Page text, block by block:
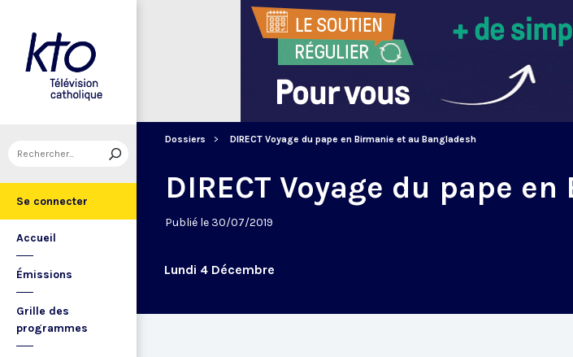
Se connecter
Accueil
Émissions
Grille des
programmes
Dossiers DIRECT Voyage du pape en Birmanie et au Bangladesh
DIRECT Voyage du pape
Publié le 30/07/2019
Lundi 4 Décembre